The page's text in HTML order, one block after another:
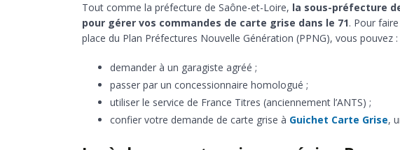
Tout comme la préfecture de Saône-et-Loire, la sous-préfecture
pour gérer vos commandes de carte grise dans le 71. Pour
place du Plan Préfectures Nouvelle Génération (PPNG), vous pouvez :
demander à un garagiste agréé ;
passer par un concessionnaire homologué ;
utiliser le service de France Titres (anciennement l’ANTS) ;
confier votre demande de carte grise à Guichet Carte Grise,